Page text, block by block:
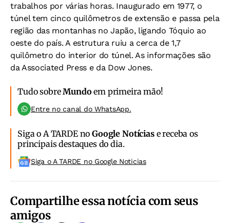
trabalhos por várias horas. Inaugurado em 1977, o
túnel tem cinco quilômetros de extensão e passa pela
região das montanhas no Japão, ligando Tóquio ao
oeste do país. A estrutura ruiu a cerca de 1,7
quilômetro do interior do túnel. As informações são
da Associated Press e da Dow Jones.
Tudo sobreMundo em primeira mão!
Entre no canal do WhatsApp.
Siga o A TARDE noGoogle Notíciase receba os
principais destaques do dia.
Siga o A TARDE no Google Noticias
Compartilhe essa notícia com seus
amigos